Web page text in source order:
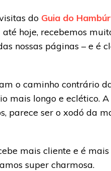
do Guia do
hoje, recebemos
nossas páginas – e é
o caminho contrário
mais longo e eclético.
parece ser o xodó da
mais cliente e é
super charmosa.